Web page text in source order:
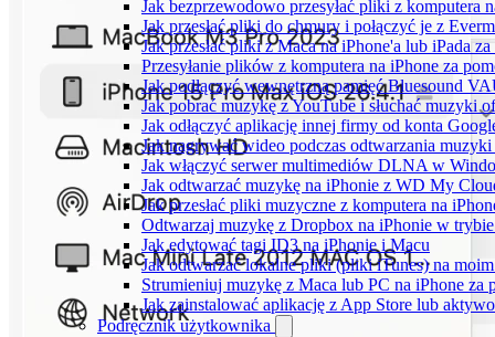
Jak bezprzewodowo przesyłać pliki z komputera
Jak przesłać pliki do chmury i połączyć je z
Jak przesłać pliki z Maca na iPhone'a lub iPada
Przesyłanie plików z komputera na iPhone za
Jak podłączyć wewnętrzną pamięć Bluesound
Jak pobrać muzykę z YouTube i słuchać muzyki
Jak odłączyć aplikację innej firmy od konta
Jak nagrywać wideo podczas odtwarzania
Jak włączyć serwer multimediów DLNA w
Jak odtwarzać muzykę na iPhonie z WD My
Jak przesłać pliki muzyczne z komputera na
Odtwarzaj muzykę z Dropbox na iPhonie w
Jak edytować tagi ID3 na iPhonie i Macu
Jak odtwarzać lokalne pliki (pliki iTunes) na
Strumieniuj muzykę z Maca lub PC na iPhone za
Jak zainstalować aplikację z App Store lub
Podręcznik użytkownika